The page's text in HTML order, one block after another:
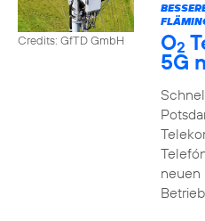
Credits: GfTD GmbH O2
5G
neuen